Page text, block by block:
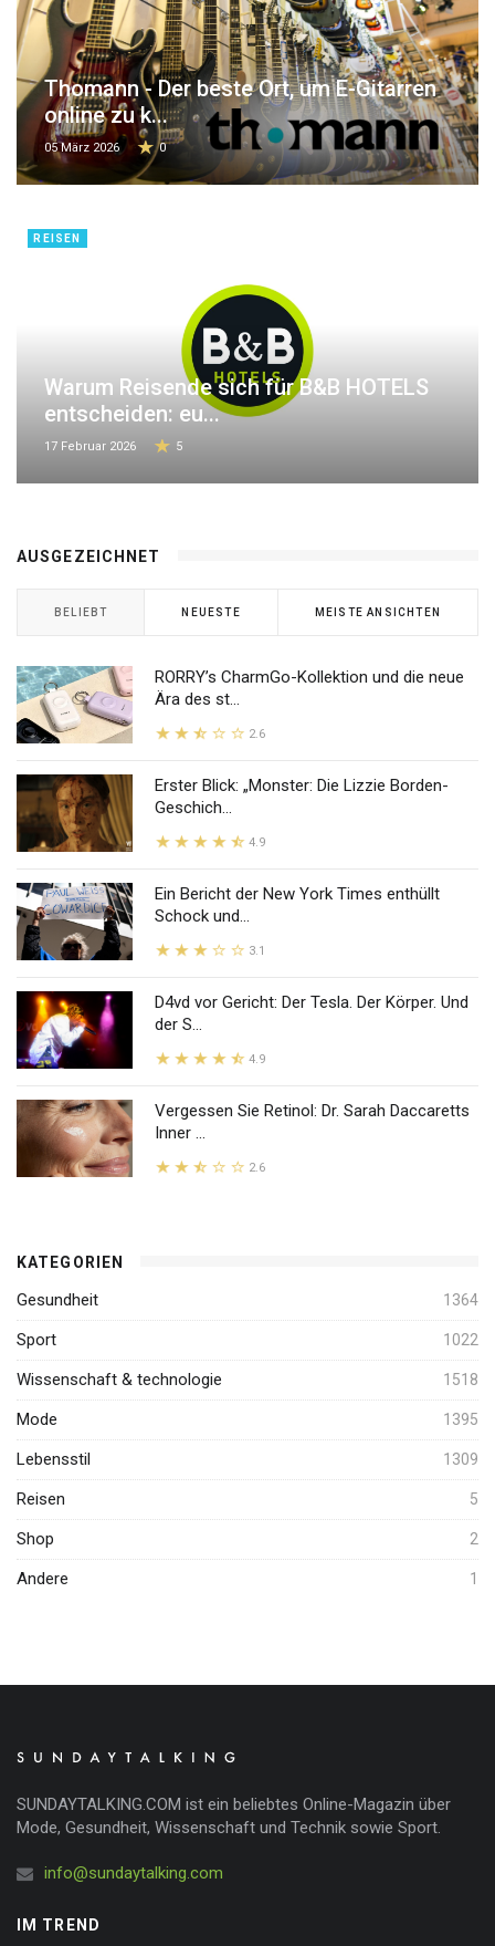
Thomann - Der beste Ort, um E-Gitarren
online zu k...
05 März 2026 0
REISEN
Warum Reisende sich für B&B HOTELS
entscheiden: eu...
17 Februar 2026 5
AUSGEZEICHNET
BELIEBT NEUESTE MEISTE ANSICHTEN
RORRY’s CharmGo-Kollektion und die neue
Ära des st...
2.6
Erster Blick: „Monster: Die Lizzie Borden-
Geschich...
4.9
Ein Bericht der New York Times enthüllt
Schock und...
3.1
D4vd vor Gericht: Der Tesla. Der Körper. Und
der S...
4.9
Vergessen Sie Retinol: Dr. Sarah Daccaretts
Inner ...
2.6
KATEGORIEN
Gesundheit 1364
Sport 1022
Wissenschaft & technologie 1518
Mode 1395
Lebensstil 1309
Reisen 5
Shop 2
Andere 1
SUNDAYTALKING.COM ist ein beliebtes Online-Magazin über
Mode, Gesundheit, Wissenschaft und Technik sowie Sport.
info@sundaytalking.com
IM TREND